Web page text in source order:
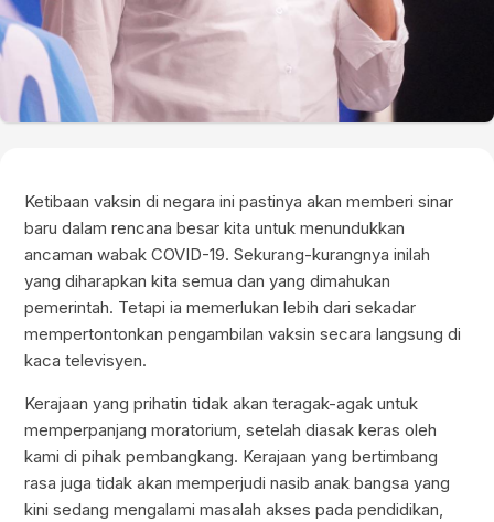
Ketibaan vaksin di negara ini pastinya akan memberi sinar
baru dalam rencana besar kita untuk menundukkan
ancaman wabak COVID-19. Sekurang-kurangnya inilah
yang diharapkan kita semua dan yang dimahukan
pemerintah. Tetapi ia memerlukan lebih dari sekadar
mempertontonkan pengambilan vaksin secara langsung di
kaca televisyen.
Kerajaan yang prihatin tidak akan teragak-agak untuk
memperpanjang moratorium, setelah diasak keras oleh
kami di pihak pembangkang. Kerajaan yang bertimbang
rasa juga tidak akan memperjudi nasib anak bangsa yang
kini sedang mengalami masalah akses pada pendidikan,